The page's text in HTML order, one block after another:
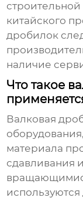
китайского
дробилок
наличие
Что такое
Валковая
материала
сдавливания